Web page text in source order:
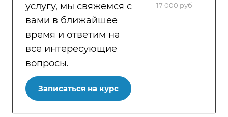
услугу, мы свяжемся с
вами в ближайшее
время и ответим на
все интересующие
вопросы.
17 000 руб
Записаться на курс